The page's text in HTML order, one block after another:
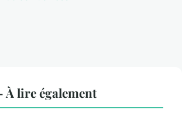
À lire également